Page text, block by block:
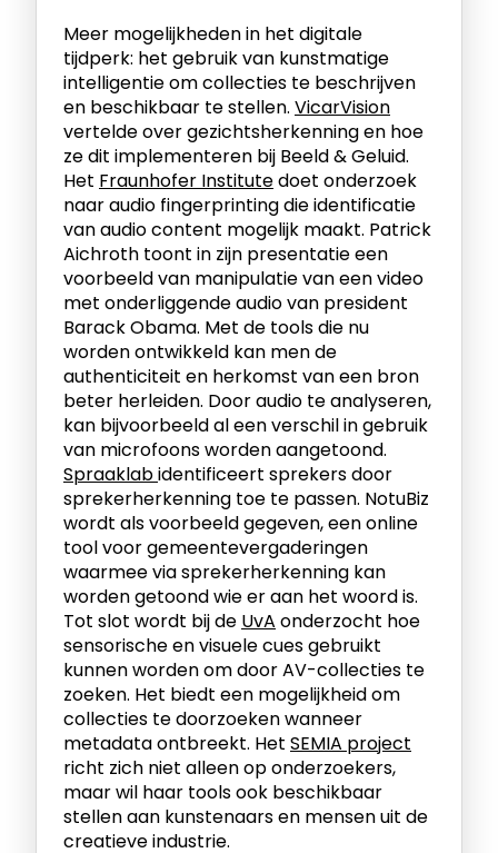
Meer mogelijkheden in het digitale
tijdperk: het gebruik van kunstmatige
intelligentie om collecties te beschrijven
en beschikbaar te stellen. VicarVision
vertelde over gezichtsherkenning en hoe
ze dit implementeren bij Beeld & Geluid.
Het Fraunhofer Institutedoet onderzoek
naar audio fingerprinting die identificatie
van audio content mogelijk maakt. Patrick
Aichroth toont in zijn presentatie een
voorbeeld van manipulatie van een video
met onderliggende audio van president
Barack Obama. Met de tools die nu
worden ontwikkeld kan men de
authenticiteit en herkomst van een bron
beter herleiden. Door audio te analyseren,
kan bijvoorbeeld al een verschil in gebruik
van microfoons worden aangetoond.
Spraaklabidentificeert sprekers door
sprekerherkenning toe te passen. NotuBiz
wordt als voorbeeld gegeven, een online
tool voor gemeentevergaderingen
waarmee via sprekerherkenning kan
worden getoond wie er aan het woord is.
Tot slot wordt bij de UvA onderzocht hoe
sensorische en visuele cues gebruikt
kunnen worden om door AV-collecties te
zoeken. Het biedt een mogelijkheid om
collecties te doorzoeken wanneer
metadata ontbreekt. Het SEMIA project
richt zich niet alleen op onderzoekers,
maar wil haar tools ook beschikbaar
stellen aan kunstenaars en mensen uit de
creatieve industrie.